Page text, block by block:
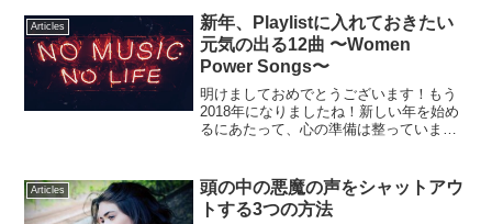
Articles
新年、Playlistに入れておきたい
元気の出る12曲 〜Women
Power Songs〜
明けましておめでとうございます！もう
2018年になりましたね！新しい年を始め
るにあたって、心の準備は整っています
い時やイラっとした時に、元気にしてく
れる素敵な曲を12曲...
Articles
頭の中の悪魔の声をシャットアウ
トする3つの方法